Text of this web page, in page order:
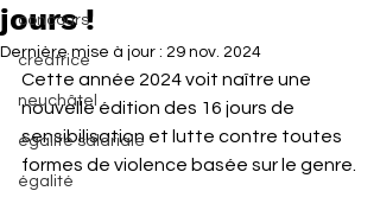
concours
créatrice
neuchâtel
égalité salariale
égalité
jours !
Dernière mise à jour : 29 nov. 2024
Cette année 2024 voit naître une
nouvelle édition des 16 jours de
sensibilisation et lutte contre toutes
formes de violence basée sur le genre.